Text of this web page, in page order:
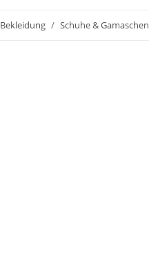
Bekleidung Schuhe & Gamaschen